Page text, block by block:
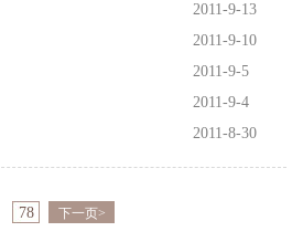
2011-9-13
2011-9-10
2011-9-5
2011-9-4
2011-8-30
78 下一页>